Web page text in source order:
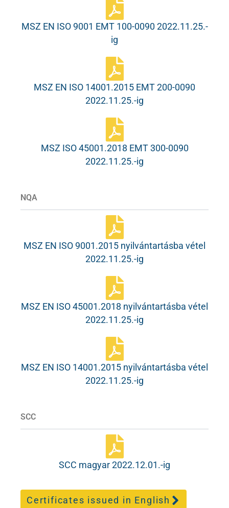
MSZ EN ISO 9001 EMT 100-0090 2022.11.25.-
ig
MSZ EN ISO 14001.2015 EMT 200-0090
2022.11.25.-ig
MSZ ISO 45001.2018 EMT 300-0090
2022.11.25.-ig
NQA
MSZ EN ISO 9001.2015 nyilvántartásba vétel
2022.11.25.-ig
MSZ EN ISO 45001.2018 nyilvántartásba vétel
2022.11.25.-ig
MSZ EN ISO 14001.2015 nyilvántartásba vétel
2022.11.25.-ig
SCC
SCC magyar 2022.12.01.-ig
Certificates issued in English